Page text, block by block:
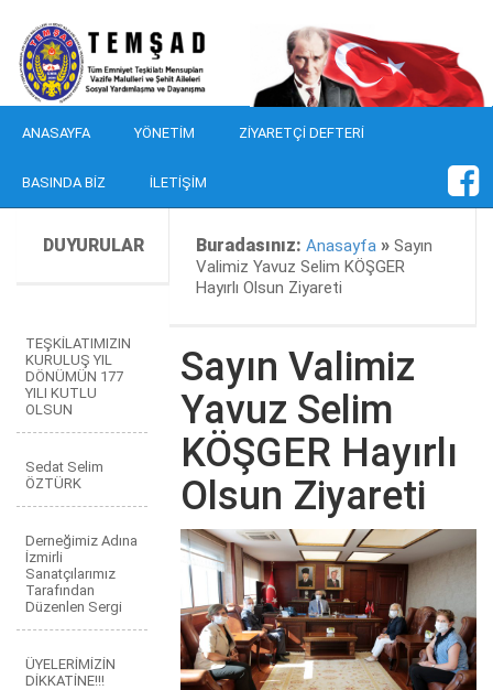
ANASAYFA YÖNETIM ZIYARETÇI DEFTERI
BASINDA BIZ İLETIŞIM
DUYURULAR Buradasınız:Anasayfa »Sayın
Valimiz Yavuz Selim KÖŞGER
Hayırlı Olsun Ziyareti
TEŞKİLATIMIZIN
KURULUŞ YIL
DÖNÜMÜN 177
YILI KUTLU
OLSUN
Sedat Selim
ÖZTÜRK
Derneğimiz Adına
İzmirli
Sanatçılarımız
Tarafından
Düzenlen Sergi
ÜYELERİMİZİN
DİKKATİNE!!!
Sayın Valimiz
Yavuz Selim
KÖŞGER Hayırlı
Olsun Ziyareti